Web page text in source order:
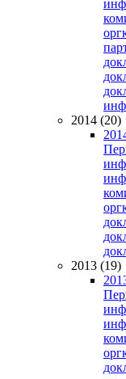
2014 (20)
2013 (19)